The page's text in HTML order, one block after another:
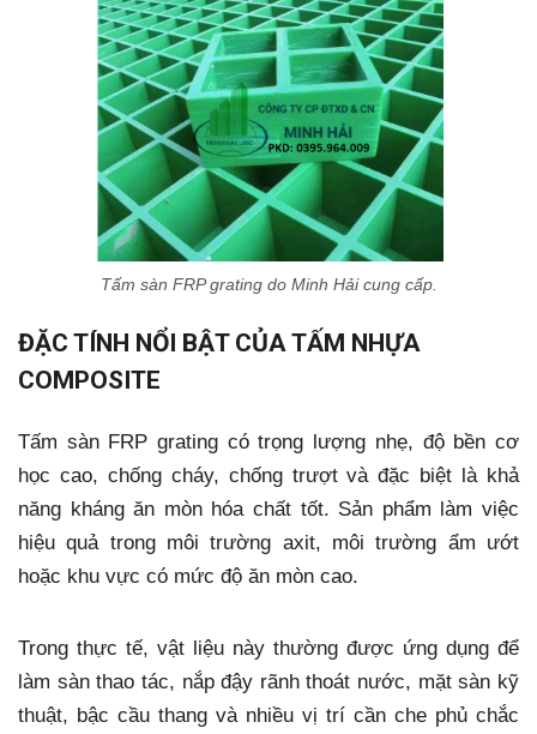
Tấm sàn FRP grating do Minh Hải cung cấp.
ĐẶC TÍNH NỔI BẬT CỦA TẤM NHỰA
COMPOSITE
Tấm sàn FRP grating có trọng lượng nhẹ, độ bền cơ
học cao, chống cháy, chống trượt và đặc biệt là khả
năng kháng ăn mòn hóa chất tốt. Sản phẩm làm việc
hiệu quả trong môi trường axit, môi trường ẩm ướt
hoặc khu vực có mức độ ăn mòn cao.
Trong thực tế, vật liệu này thường được ứng dụng để
làm sàn thao tác, nắp đậy rãnh thoát nước, mặt sàn kỹ
thuật, bậc cầu thang và nhiều vị trí cần che phủ chắc